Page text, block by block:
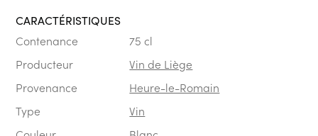
CARACTÉRISTIQUES
Contenance
75 cl
Producteur
Vin de Liège
Provenance
Heure-le-Romain
Type
Vin